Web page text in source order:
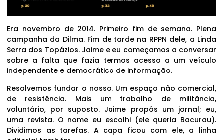
Era novembro de 2014. Primeiro fim de semana. Plena
campanha da Dilma. Fim de tarde na RPPN dele, a Linda
Serra dos Topázios. Jaime e eu começamos a conversar
sobre a falta que fazia termos acesso a um veículo
independente e democrático de informação.
Resolvemos fundar o nosso. Um espaço não comercial,
de resistência. Mais um trabalho de militância,
voluntário, por suposto. Jaime propôs um jornal; eu,
uma revista. O nome eu escolhi (ele queria Bacurau).
Dividimos as tarefas. A capa ficou com ele, a linha